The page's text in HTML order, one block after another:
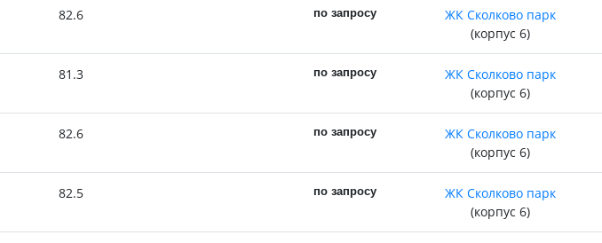
82.6 по запросу
ЖК Сколково парк
(корпус 6)
81.3 по запросу
ЖК Сколково парк
(корпус 6)
82.6 по запросу
ЖК Сколково парк
(корпус 6)
82.5 по запросу
ЖК Сколково парк
(корпус 6)